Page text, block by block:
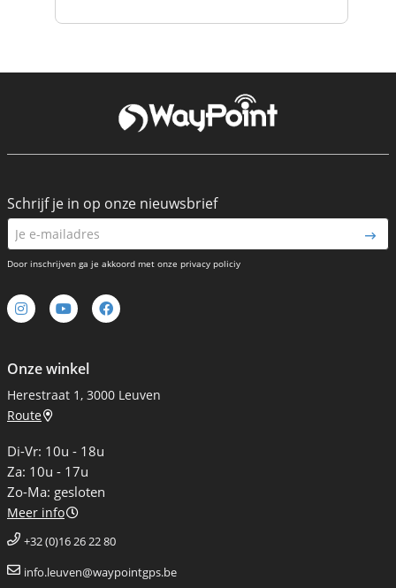
Onze winkel
Herestraat 1, 3000 Leuven
Route
Di-Vr: 10u - 18u
Za: 10u - 17u
Zo-Ma: gesloten
Meer info
+32 (0)16 26 22 80
info.leuven@waypointgps.be
Schrijf je in op onze nieuwsbrief
Door inschrijven ga je akkoord met onze privacy policiy